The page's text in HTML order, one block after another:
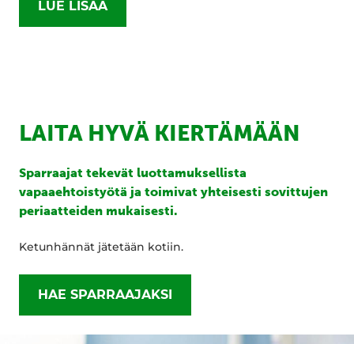
LUE LISÄÄ
LAITA HYVÄ KIERTÄMÄÄN
Sparraajat tekevät luottamuksellista
vapaaehtoistyötä ja toimivat yhteisesti sovittujen
periaatteiden mukaisesti.
Ketunhännät jätetään kotiin.
HAE SPARRAAJAKSI